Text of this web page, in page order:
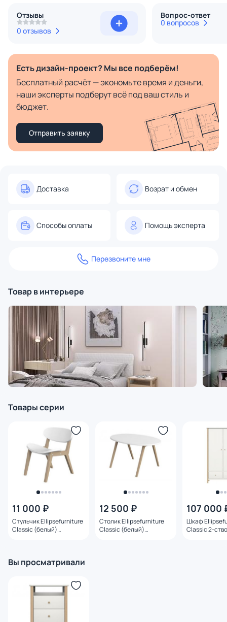
Отзывы
0 отзывов
Вопрос-ответ
0 вопросов
Есть дизайн-проект? Мы все подберём!
Бесплатный расчёт — экономьте время и деньги,
наши эксперты подберут всё под ваш стиль и
бюджет.
Отправить заявку
Доставка Возрат и обмен
Способы оплаты Помощь эксперта
Перезвоните мне
Товар в интерьере
Товары серии
11 000 ₽
Стульчик Ellipsefurniture
Classic (белый)
12 500 ₽
Столик Ellipsefurniture
Classic (белый)
107 000
Шкаф
Classic 2-
Вы просматривали